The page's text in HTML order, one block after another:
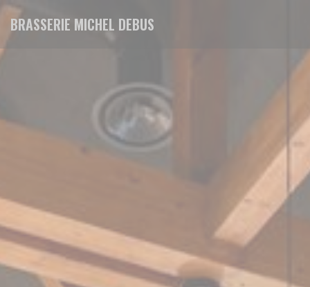
クッキー利用の管理について
BRASSERIE MICHEL DEBUS